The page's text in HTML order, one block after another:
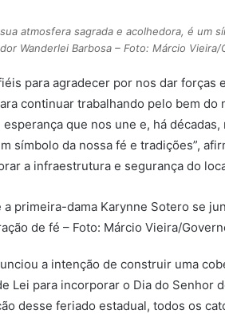
atmosfera sagrada e acolhedora, é um
Wanderlei Barbosa – Foto: Márcio
para agradecer por nos dar forças
continuar trabalhando pelo bem do
que nos une e, há décadas,
símbolo da nossa fé e tradições”,
a infraestrutura e segurança do
primeira-dama Karynne Sotero se
de fé – Foto: Márcio Vieira/
a intenção de construir uma
Lei para incorporar o Dia do Senhor
desse feriado estadual, todos os